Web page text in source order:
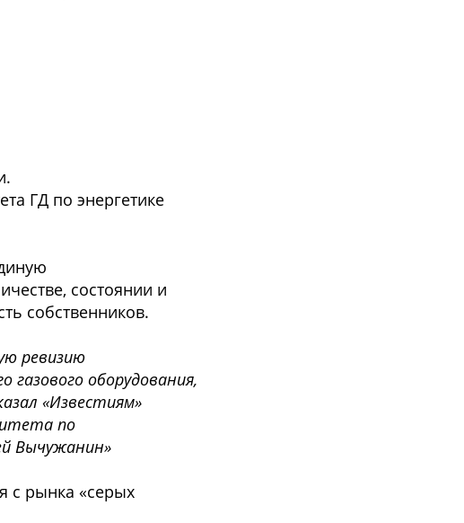
ГД по энергетике
состоянии и
собственников.
ревизию
оборудования,
«Известиям»
по
Вычужанин»
с рынка «серых